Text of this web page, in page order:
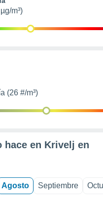
m³)
(26 #/m³)
hace en Krivelj en
Agosto Septiembre